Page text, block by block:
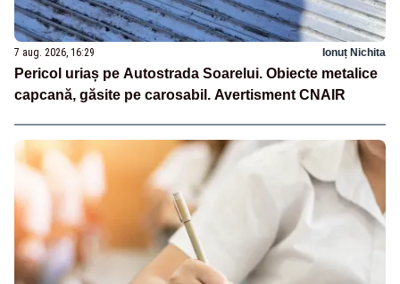
7 aug. 2026, 16:29 Ionuț Nichita
Pericol uriaș pe Autostrada Soarelui. Obiecte metalice
capcană, găsite pe carosabil. Avertisment CNAIR